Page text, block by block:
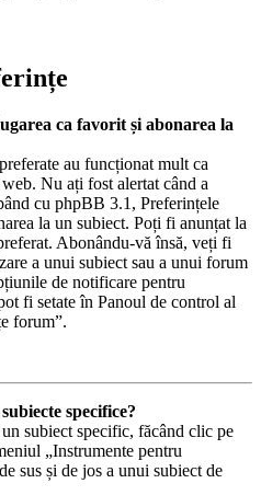
ca favorit și abonarea la
au funcționat mult ca
Nu ați fost alertat când a
cu phpBB 3.1, Preferințele
la un subiect. Poți fi anunțat la
Abonându-vă însă, veți fi
a unui subiect sau a unui forum
de notificare pentru
fi setate în Panoul de control al
forum”.
specifice?
subiect specific, făcând clic pe
„Instrumente pentru
sus și de jos a unui subiect de